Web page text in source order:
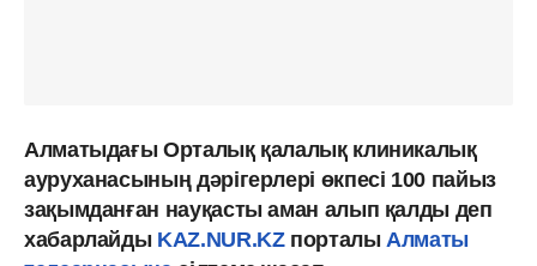
Алматыдағы Орталық қалалық клиникалық
ауруханасының дәрігерлері өкпесі 100 пайыз
зақымданған науқасты аман алып қалды деп
хабарлайды KAZ.NUR.KZ порталы Алматы